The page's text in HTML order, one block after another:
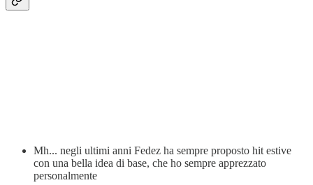
Mh... negli ultimi anni Fedez ha sempre proposto hit estive
con una bella idea di base, che ho sempre apprezzato
personalmente